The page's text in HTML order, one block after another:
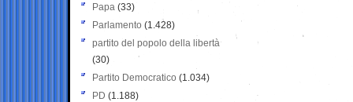
Papa (33)
Parlamento (1.428)
partito del popolo della libertà
(30)
Partito Democratico (1.034)
PD (1.188)